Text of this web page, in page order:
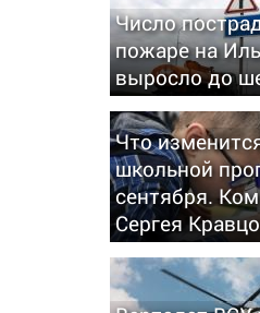
Число
пожаре на
выросло до
Что
школьной
сентября.
Сергея